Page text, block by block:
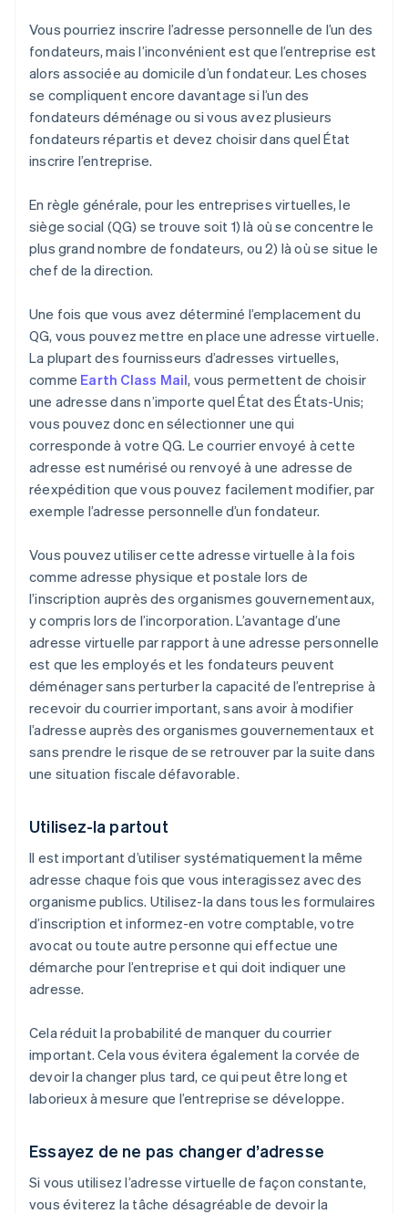
Vous pourriez inscrire l’adresse personnelle de l’un des
fondateurs, mais l’inconvénient est que l’entreprise est
alors associée au domicile d’un fondateur. Les choses
se compliquent encore davantage si l’un des
fondateurs déménage ou si vous avez plusieurs
fondateurs répartis et devez choisir dans quel État
inscrire l’entreprise.
En règle générale, pour les entreprises virtuelles, le
siège social (QG) se trouve soit 1) là où se concentre le
plus grand nombre de fondateurs, ou 2) là où se situe le
chef de la direction.
Une fois que vous avez déterminé l’emplacement du
QG, vous pouvez mettre en place une adresse virtuelle.
La plupart des fournisseurs d’adresses virtuelles,
comme Earth Class Mail, vous permettent de choisir
une adresse dans n’importe quel État des États-Unis;
vous pouvez donc en sélectionner une qui
corresponde à votre QG. Le courrier envoyé à cette
adresse est numérisé ou renvoyé à une adresse de
réexpédition que vous pouvez facilement modifier, par
exemple l’adresse personnelle d’un fondateur.
Vous pouvez utiliser cette adresse virtuelle à la fois
comme adresse physique et postale lors de
l’inscription auprès des organismes gouvernementaux,
y compris lors de l’incorporation. L’avantage d’une
adresse virtuelle par rapport à une adresse personnelle
est que les employés et les fondateurs peuvent
déménager sans perturber la capacité de l’entreprise à
recevoir du courrier important, sans avoir à modifier
l’adresse auprès des organismes gouvernementaux et
sans prendre le risque de se retrouver par la suite dans
une situation fiscale défavorable.
Utilisez-la partout
Il est important d’utiliser systématiquement la même
adresse chaque fois que vous interagissez avec des
organisme publics. Utilisez-la dans tous les formulaires
d’inscription et informez-en votre comptable, votre
avocat ou toute autre personne qui effectue une
démarche pour l’entreprise et qui doit indiquer une
adresse.
Cela réduit la probabilité de manquer du courrier
important. Cela vous évitera également la corvée de
devoir la changer plus tard, ce qui peut être long et
laborieux à mesure que l’entreprise se développe.
Essayez de ne pas changer d’adresse
Si vous utilisez l’adresse virtuelle de façon constante,
vous éviterez la tâche désagréable de devoir la